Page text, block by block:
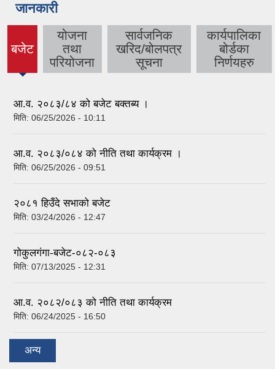
जानकारी
बजेट
(active
योजना
तथा
परियोजना
सार्वजनिक
खरिद/बोलपत्र
सूचना
कार्यपालिका
बोर्डका
निर्णयहरु
आ.व. २०८३/८४ को बजेट बक्तब्य ।
मिति: 06/25/2026 - 10:11
आ.व. २०८३/०८४ को नीति तथा कार्यक्रम ।
मिति: 06/25/2026 - 09:51
२०८१ हिउँदे सभाको बजेट
मिति: 03/24/2026 - 12:47
गोकुलगंगा-बजेट-०८२-०८३
मिति: 07/13/2025 - 12:31
आ.व. २०८२/०८३ को नीति तथा कार्यक्रम
मिति: 06/24/2025 - 16:50
अन्य